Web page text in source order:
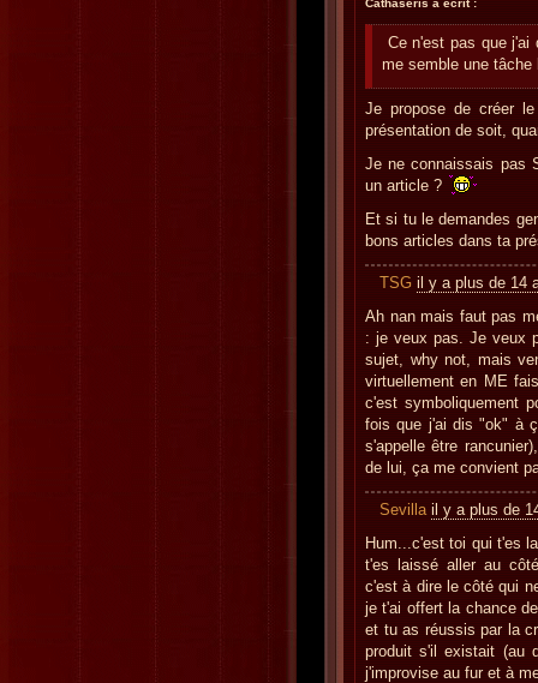
Cathaseris a écrit :
Ce n'est pas que j'ai
me semble une tâche
Je propose de créer
présentation de soit,
Je ne connaissais pas
un article ?
Et si tu le demandes
bons articles dans ta
TSG il y a plus de 14
Ah nan mais faut pas
: je veux pas. Je veux
sujet, why not, mais
virtuellement en ME
c'est symboliquement
fois que j'ai dis "ok" à
s'appelle être
de lui, ça me convient
Sevilla il y a plus de
Hum...c'est toi qui t'es
t'es laissé aller au
c'est à dire le côté qui
je t'ai offert la chance
et tu as réussis par la
produit s'il existait (au
j'improvise au fur et à